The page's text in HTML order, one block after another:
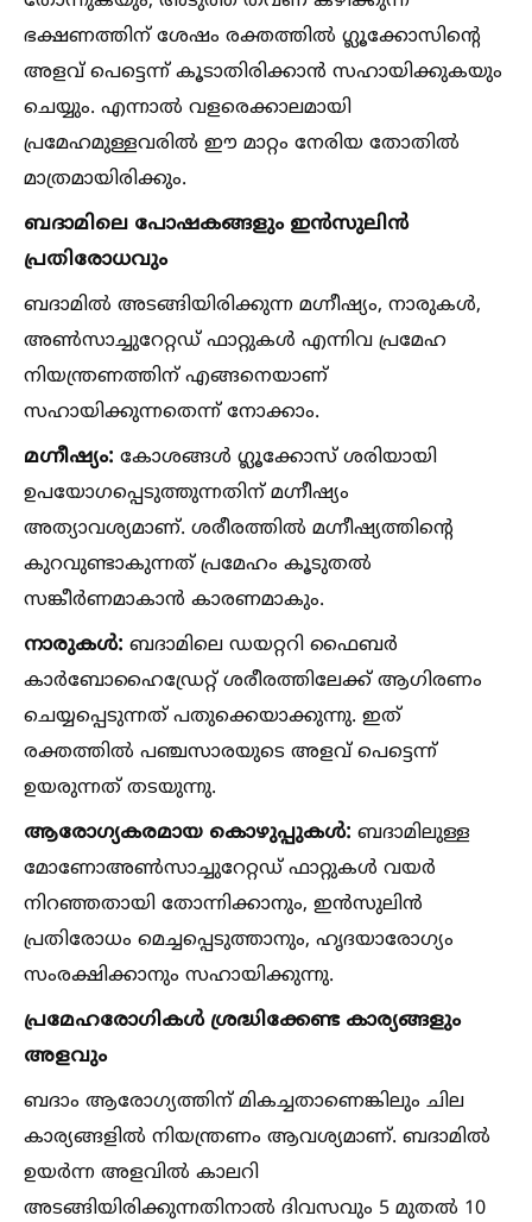
ഭക്ഷണത്തിന് ശേഷം രക്തത്തില്‍ ഗ്ലൂക്കോസിന്റെ
അളവ് പെട്ടെന്ന് കൂടാതിരിക്കാൻ സഹായിക്കുകയും
ചെയ്യും. എന്നാല്‍ വളരെക്കാലമായി
പ്രമേഹമുള്ളവരില്‍ ഈ മാറ്റം നേരിയ തോതില്‍
മാത്രമായിരിക്കും.
ബദാമിലെ പോഷകങ്ങളും ഇൻസുലിൻ
പ്രതിരോധവും
ബദാമില്‍ അടങ്ങിയിരിക്കുന്ന മഗ്നീഷ്യം, നാരുകള്‍,
അണ്‍സാച്ചുറേറ്റഡ് ഫാറ്റുകള്‍ എന്നിവ പ്രമേഹ
നിയന്ത്രണത്തിന് എങ്ങനെയാണ്
സഹായിക്കുന്നതെന്ന് നോക്കാം.
മഗ്നീഷ്യം: കോശങ്ങള്‍ ഗ്ലൂക്കോസ് ശരിയായി
ഉപയോഗപ്പെടുത്തുന്നതിന് മഗ്നീഷ്യം
അത്യാവശ്യമാണ്. ശരീരത്തില്‍ മഗ്നീഷ്യത്തിന്റെ
കുറവുണ്ടാകുന്നത് പ്രമേഹം കൂടുതല്‍
സങ്കീർണമാകാൻ കാരണമാകും.
നാരുകള്‍: ബദാമിലെ ഡയറ്ററി ഫൈബർ
കാർബോഹൈഡ്രേറ്റ് ശരീരത്തിലേക്ക് ആഗിരണം
ചെയ്യപ്പെടുന്നത് പതുക്കെയാക്കുന്നു. ഇത്
രക്തത്തില്‍ പഞ്ചസാരയുടെ അളവ് പെട്ടെന്ന്
ഉയരുന്നത് തടയുന്നു.
ആരോഗ്യകരമായ കൊഴുപ്പുകള്‍: ബദാമിലുള്ള
മോണോഅണ്‍സാച്ചുറേറ്റഡ് ഫാറ്റുകള്‍ വയർ
നിറഞ്ഞതായി തോന്നിക്കാനും, ഇൻസുലിൻ
പ്രതിരോധം മെച്ചപ്പെടുത്താനും, ഹൃദയാരോഗ്യം
സംരക്ഷിക്കാനും സഹായിക്കുന്നു.
പ്രമേഹരോഗികള്‍ ശ്രദ്ധിക്കേണ്ട കാര്യങ്ങളും
അളവും
ബദാം ആരോഗ്യത്തിന് മികച്ചതാണെങ്കിലും ചില
കാര്യങ്ങളില്‍ നിയന്ത്രണം ആവശ്യമാണ്. ബദാമില്‍
ഉയർന്ന അളവില്‍ കാലറി
അടങ്ങിയിരിക്കുന്നതിനാല്‍ ദിവസവും 5 മുതല്‍ 10